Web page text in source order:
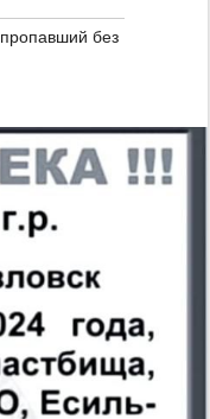
пропавший без